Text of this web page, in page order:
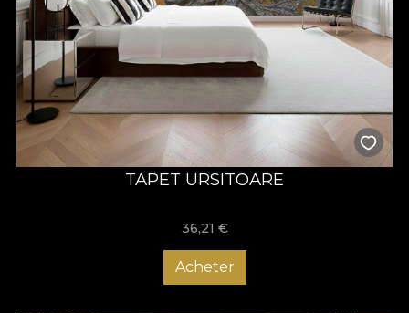
TAPET URSITOARE
36,21 €
Acheter